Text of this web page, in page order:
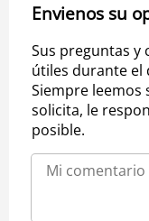
Envienos su
Sus preguntas y
útiles durante el
Siempre leemos
solicita, le
posible.